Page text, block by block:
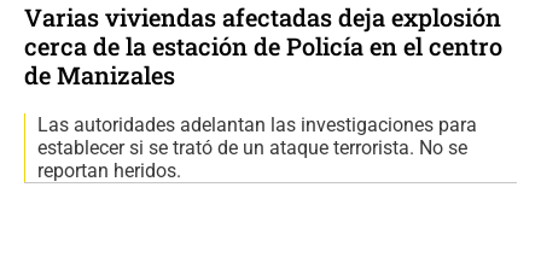
Varias viviendas afectadas deja explosión
cerca de la estación de Policía en el centro
de Manizales
Las autoridades adelantan las investigaciones para
establecer si se trató de un ataque terrorista. No se
reportan heridos.